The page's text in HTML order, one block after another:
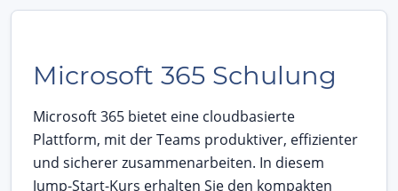
Microsoft 365 Schulung
Microsoft 365 bietet eine cloudbasierte
Plattform, mit der Teams produktiver, effizienter
und sicherer zusammenarbeiten. In diesem
Jump-Start-Kurs erhalten Sie den kompakten